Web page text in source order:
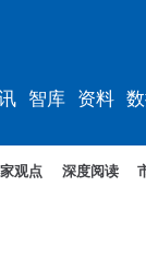
智库 资料
观点 深度阅读